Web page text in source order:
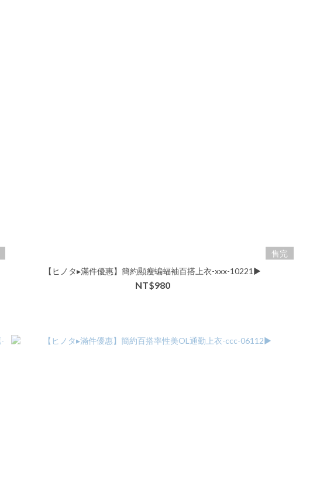
售完
【ヒノタ▸滿件優惠】簡約顯瘦蝙蝠袖百搭上衣-xxx-10221▶
NT$980